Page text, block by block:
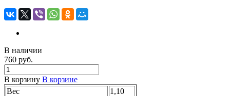
В наличии
760 руб.
В корзину В корзине
Вес
1,10